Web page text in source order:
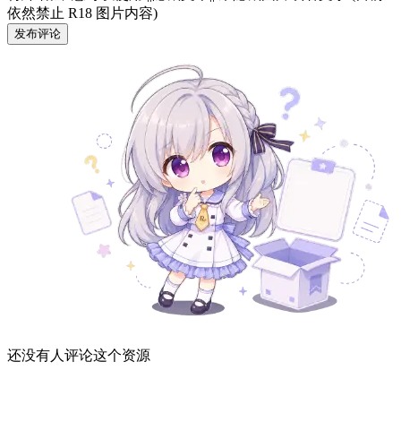
依然禁止 R18 图片内容)
发布评论
还没有人评论这个资源